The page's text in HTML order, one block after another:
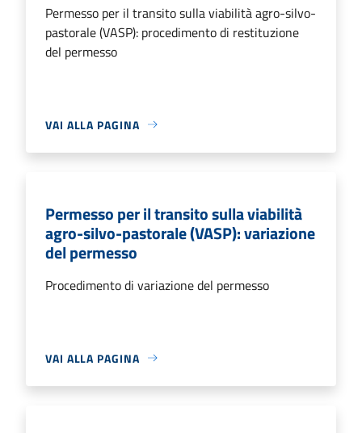
Permesso per il transito sulla viabilità agro-silvo-
pastorale (VASP): procedimento di restituzione
del permesso
VAI ALLA PAGINA
Permesso per il transito sulla viabilità
agro-silvo-pastorale (VASP): variazione
del permesso
Procedimento di variazione del permesso
VAI ALLA PAGINA